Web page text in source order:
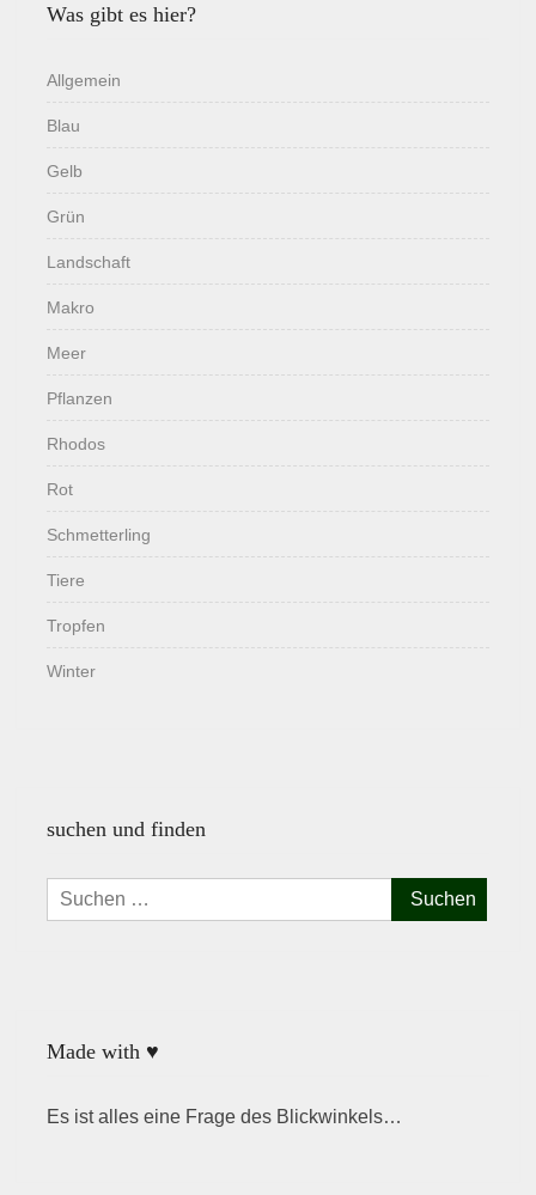
Was gibt es hier?
Allgemein
Blau
Gelb
Grün
Landschaft
Makro
Meer
Pflanzen
Rhodos
Rot
Schmetterling
Tiere
Tropfen
Winter
suchen und finden
Suchen
nach:
Made with ♥
Es ist alles eine Frage des Blickwinkels…